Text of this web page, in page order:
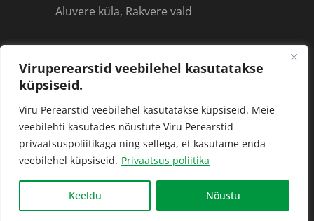
Viruperearstid veebilehel kasutatakse
küpsiseid.
Viru Perearstid veebilehel kasutatakse küpsiseid. Meie
veebilehti kasutades nõustute Viru Perearstid
privaatsuspoliitikaga ning sellega, et kasutame enda
veebilehel küpsiseid. Privaatsus poliitika
Keeldu Nõustu
Aluvere küla, Rakvere vald
Perearst Toomas Kiis
E-R 08:00-16:00
T 08:00-18:00
+372 327 8344
Vilde 2a/1, Rakvere